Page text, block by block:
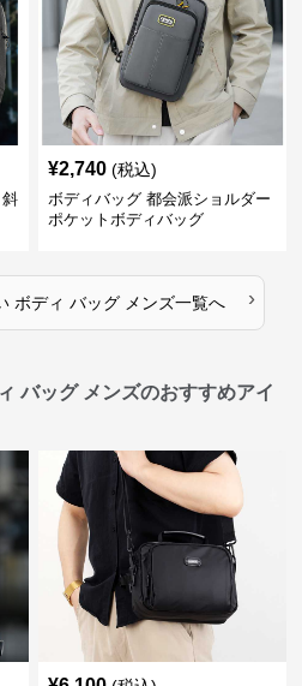
¥2,740 (税込)
ボディバッグ 都会派ショルダー
ポケットボディバッグ
ボディ バッグ メンズ一覧へ ›
バッグ メンズのおすすめアイ